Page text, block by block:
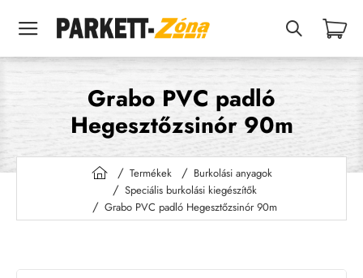
Grabo PVC padló
Hegesztőzsinór 90m
h
o
m
Termékek
Burkolási anyagok
Speciális burkolási kiegészítők
Grabo PVC padló Hegesztőzsinór 90m